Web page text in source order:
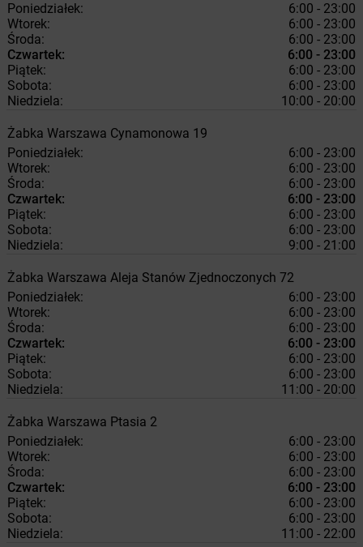
Poniedziałek:
6:00 - 23:00
Wtorek:
6:00 - 23:00
Środa:
6:00 - 23:00
Czwartek:
6:00 - 23:00
Piątek:
6:00 - 23:00
Sobota:
6:00 - 23:00
Niedziela:
10:00 - 20:00
Żabka Warszawa Cynamonowa 19
Poniedziałek:
6:00 - 23:00
Wtorek:
6:00 - 23:00
Środa:
6:00 - 23:00
Czwartek:
6:00 - 23:00
Piątek:
6:00 - 23:00
Sobota:
6:00 - 23:00
Niedziela:
9:00 - 21:00
Żabka Warszawa Aleja Stanów Zjednoczonych 72
Poniedziałek:
6:00 - 23:00
Wtorek:
6:00 - 23:00
Środa:
6:00 - 23:00
Czwartek:
6:00 - 23:00
Piątek:
6:00 - 23:00
Sobota:
6:00 - 23:00
Niedziela:
11:00 - 20:00
Żabka Warszawa Ptasia 2
Poniedziałek:
6:00 - 23:00
Wtorek:
6:00 - 23:00
Środa:
6:00 - 23:00
Czwartek:
6:00 - 23:00
Piątek:
6:00 - 23:00
Sobota:
6:00 - 23:00
Niedziela:
11:00 - 22:00